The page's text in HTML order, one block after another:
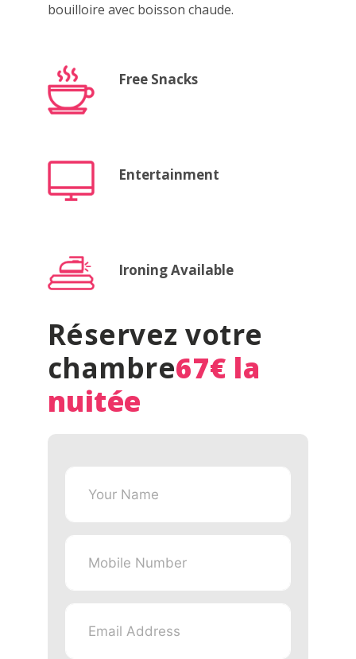
bouilloire avec boisson chaude.
Free Snacks
Entertainment
Ironing Available
Réservez votre
chambre67€ la
nuitée
Name
Number
Address